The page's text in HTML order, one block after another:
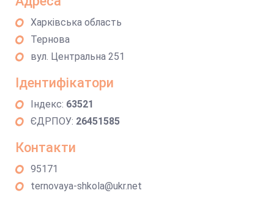
Харківська область
Тернова
вул. Центральна 251
Ідентифікатори
Індекс: 63521
ЄДРПОУ: 26451585
Контакти
95171
ternovaya-shkola@ukr.net